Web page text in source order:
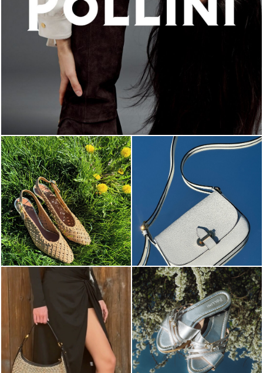
An ode to the house’s vibrant Italian roots, the new...